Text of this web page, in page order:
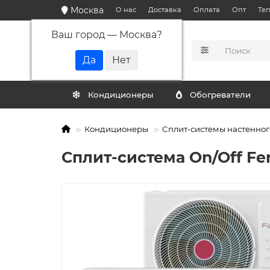
Москва
Ваш город — Москва?
О нас Доставка Оплата Опт
Кондиционеры Обогреватели
Кондиционеры Сплит-системы
Сплит-система On/Off